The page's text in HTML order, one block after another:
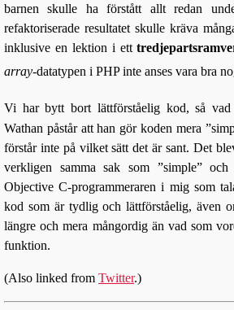
barnen skulle ha förstått allt redan
refaktoriserade resultatet skulle kräva
inklusive en lektion i ett
array-datatypen i PHP inte anses vara bra
Vi har bytt bort lättförståelig kod, så
Wathan påstår att han gör koden mera
förstår inte på vilket sätt det är sant. Det
verkligen samma sak som ”simple”
Objective C-programmeraren i mig som
kod som är tydlig och lättförståelig, även
längre och mera mångordig än vad som
funktion.
(Also linked from Twitter.)